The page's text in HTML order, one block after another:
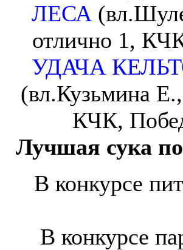
ЛЕСА
отлично 1,
УДАЧА
(вл.Кузьмина
КЧК,
Лучшая сука
В конкурсе
В конкурсе